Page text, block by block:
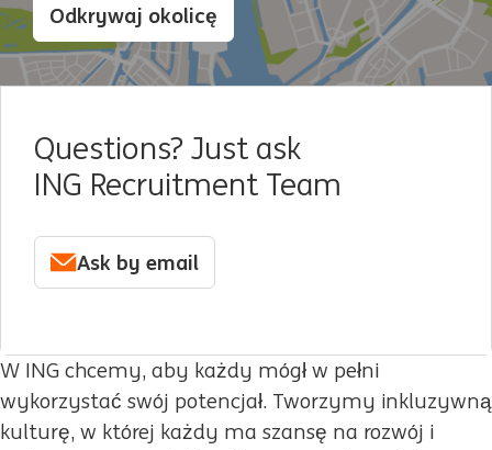
Odkrywaj okolicę
Questions? Just ask
ING Recruitment Team
Ask by email
W ING chcemy, aby każdy mógł w pełni
wykorzystać swój potencjał. Tworzymy inkluzywną
kulturę, w której każdy ma szansę na rozwój i